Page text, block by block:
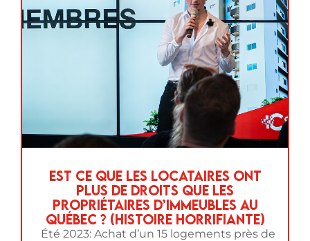
Est ce que les locataires ont
plus de droits que les
propriétaires d’immeubles au
Québec ? (Histoire horrifiante)
Été 2023: Achat d’un 15 logements près de